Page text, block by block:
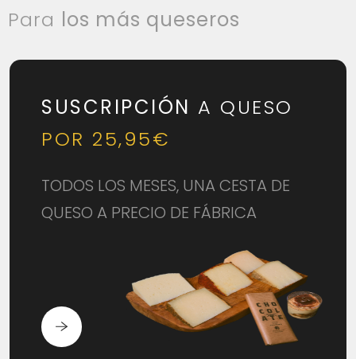
Para los más queseros
SUSCRIPCIÓN A QUESO
POR 25,95€
TODOS LOS MESES, UNA CESTA DE
QUESO A PRECIO DE FÁBRICA